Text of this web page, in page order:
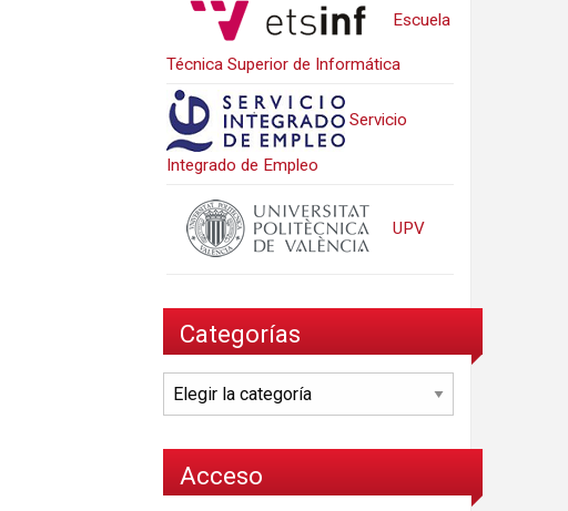
Escuela
Técnica Superior de Informática
Servicio
Integrado de Empleo
UPV
Categorías
Categorías
Acceso